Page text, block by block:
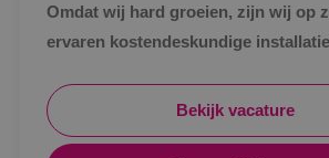
Omdat wij hard groeien, zijn wij op
ervaren kostendeskundige
Bekijk vacature